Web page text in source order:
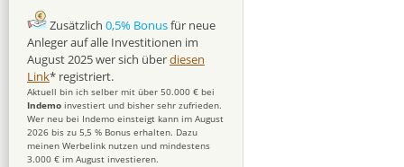
Zusätzlich 0,5% Bonusfür neue
Anleger auf alle Investitionen im
August 2025 wer sich überdiesen
Link* registriert.
Aktuell bin ich selber mit über 50.000 € bei
Indemo investiert und bisher sehr zufrieden.
Wer neu bei Indemo einsteigt kann im August
2026 bis zu 5,5 % Bonus erhalten. Dazu
meinen Werbelink nutzen und mindestens
3.000 € im August investieren.